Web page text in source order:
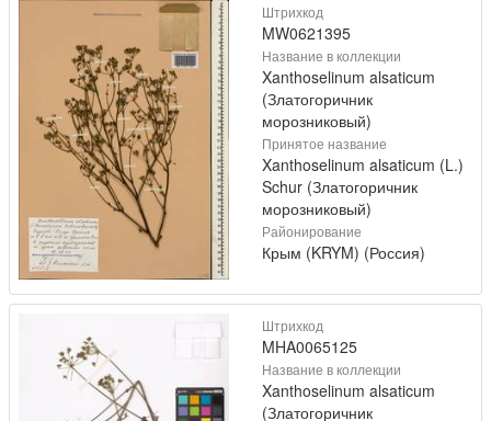
Штрихкод
MW0621395
Название в коллекции
Xanthoselinum alsaticum
(Златогоричник
морозниковый)
Принятое название
Xanthoselinum alsaticum (L.)
Schur (Златогоричник
морозниковый)
Районирование
Крым (KRYM) (Россия)
Штрихкод
MHA0065125
Название в коллекции
Xanthoselinum alsaticum
(Златогоричник